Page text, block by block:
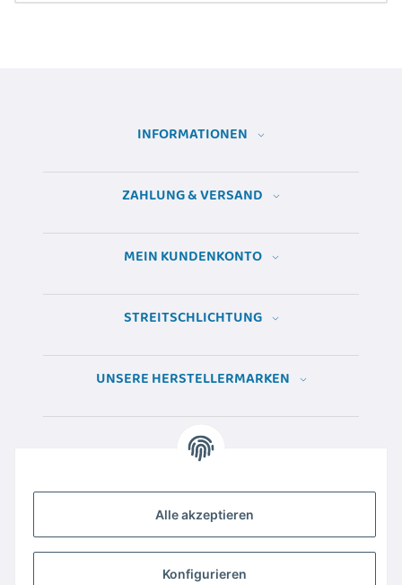
Alle akzeptieren
Konfigurieren
INFORMATIONEN
ZAHLUNG & VERSAND
MEIN KUNDENKONTO
STREITSCHLICHTUNG
UNSERE HERSTELLERMARKEN